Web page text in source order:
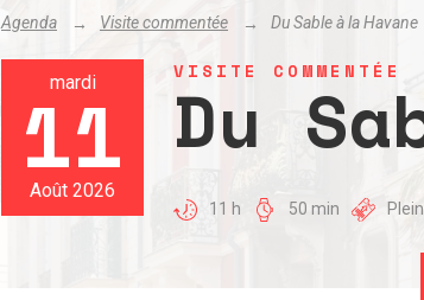
Agenda Visite commentée Du Sable à la Havane
mardi
11
Août 2026
VISITE COMMENTÉE
Du
11 h 50 min